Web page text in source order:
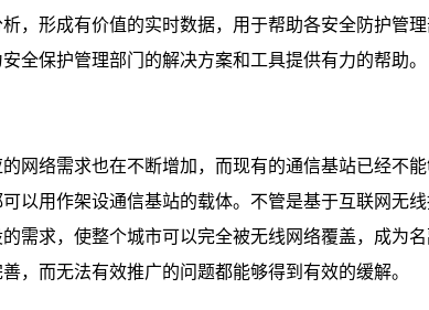
，形成有价值的实时数据，用于帮助各安全防护管
全保护管理部门的解决方案和工具提供有力的帮助。
网络需求也在不断增加，而现有的通信基站已经不
以用作架设通信基站的载体。不管是基于互联网无
需求，使整个城市可以完全被无线网络覆盖，成为
，而无法有效推广的问题都能够得到有效的缓解。